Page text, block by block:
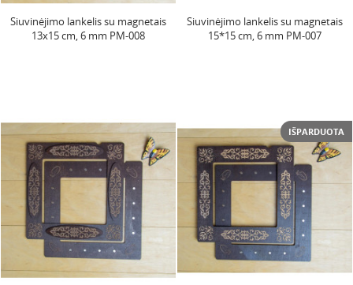
Siuvinėjimo lankelis su magnetais
13x15 cm, 6 mm PM-008
Siuvinėjimo lankelis su magnetais
15*15 cm, 6 mm PM-007
IŠPARDUOTA